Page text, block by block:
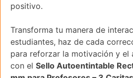
positivo.
Transforma tu manera de
estudiantes, haz de cada
para reforzar la motivación y el
con el Sello Autoentintable